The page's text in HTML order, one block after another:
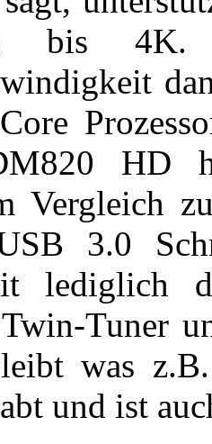
bis
HD
Vergleich
3.0
lediglich
Tuner
was
und ist